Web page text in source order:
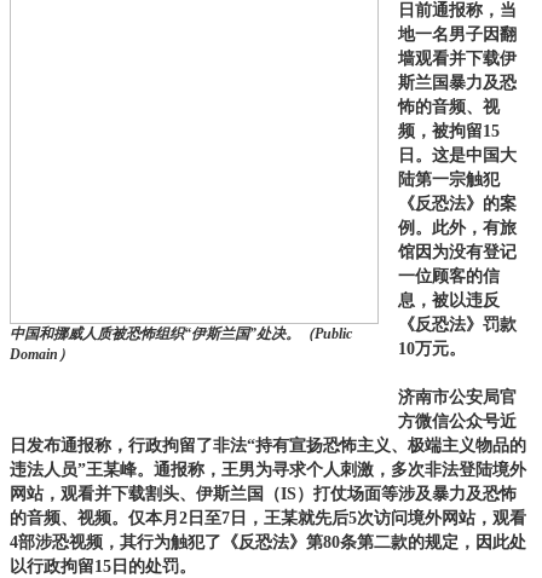
中国和挪威人质被恐怖组织“伊斯兰国”处决。（Public
Domain）
日前通报称，当
地一名男子因翻
墙观看并下载伊
斯兰国暴力及恐
怖的音频、视
频，被拘留15
日。这是中国大
陆第一宗触犯
《反恐法》的案
例。此外，有旅
馆因为没有登记
一位顾客的信
息，被以违反
《反恐法》罚款
10万元。
济南市公安局官
方微信公众号近
日发布通报称，行政拘留了非法“持有宣扬恐怖主义、极端主义物品的
违法人员”王某峰。通报称，王男为寻求个人刺激，多次非法登陆境外
网站，观看并下载割头、伊斯兰国（IS）打仗场面等涉及暴力及恐怖
的音频、视频。仅本月2日至7日，王某就先后5次访问境外网站，观看
4部涉恐视频，其行为触犯了《反恐法》第80条第二款的规定，因此处
以行政拘留15日的处罚。